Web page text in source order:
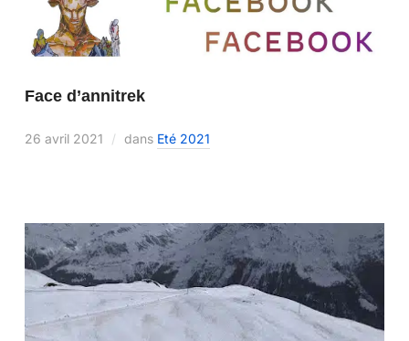
Face d’annitrek
26 avril 2021 dans Eté 2021